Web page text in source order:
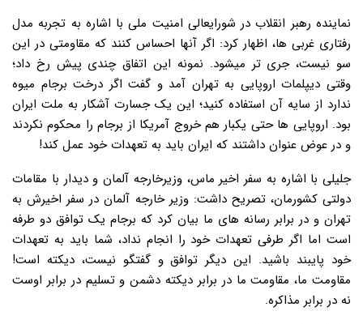
نماینده رهبر انقلاب در شورایعالی امنیت ملی با اشاره به تجربه مدل
رفتاری غربی ها، اظهار کرد: اگر آنها احساس کنند که مقاومتی در این
سو نیست، جری تر میشود. نمونه این اتفاق چندی پیش رخ داد؛
وقتی دیپلمات اروپایی به تهران آمد و گفت اگر درخت برجام میوه
ندارد از سایه آن استفاده کنید؛ این یک جسارت آشکار به ملت ایران
بود. اروپایی ها حتی یکبار هم خروج آمریکا از برجام را محکوم نکردند
و در عوض عنوان داشتند که ایران باید به تعهدات خود عمل کند!
جلیلی با اشاره به سفر اخیر ماس، وزیرخارجه آلمان و دیدار با مقامات
دولتی کشورمان، تصریح داشت: وزیر خارجه آلمان در سفر اخیرش به
تهران و در برابر رسانه های ما بیان کرد که برجام یک توافق دو طرفه
است اما اگر طرفی تعهدات خود را انجام نداد، شما باید به تعهدات
خود پایبند باشید. این دیگر توافق و گفتگو نیست، دیکته است!
مقاومت ما، مقاومت ما در برابر دیکته دشمن و تسلیم در برابر اوست
نه در برابر مذاکره.